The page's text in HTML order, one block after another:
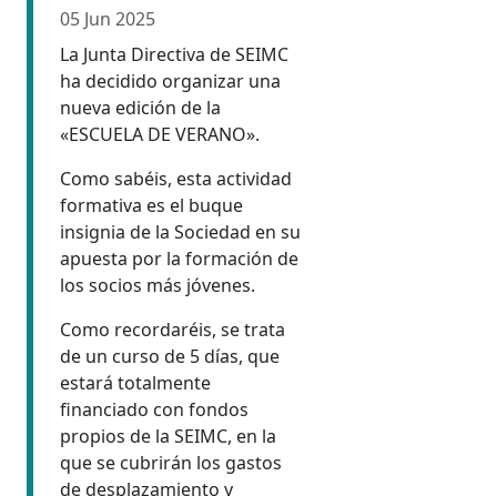
05 Jun 2025
La Junta Directiva de SEIMC
ha decidido organizar una
nueva edición de la
«ESCUELA DE VERANO».
Como sabéis, esta actividad
formativa es el buque
insignia de la Sociedad en su
apuesta por la formación de
los socios más jóvenes.
Como recordaréis, se trata
de un curso de 5 días, que
estará totalmente
financiado con fondos
propios de la SEIMC, en la
que se cubrirán los gastos
de desplazamiento y